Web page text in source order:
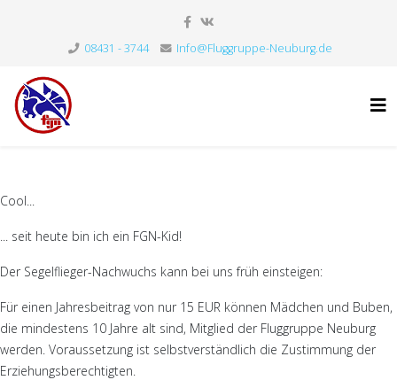
08431 - 3744 Info@Fluggruppe-Neuburg.de
Cool...
... seit heute bin ich ein FGN-Kid!
Der Segelflieger-Nachwuchs kann bei uns früh einsteigen:
Für einen Jahresbeitrag von nur 15 EUR können Mädchen und Buben,
die mindestens 10 Jahre alt sind, Mitglied der Fluggruppe Neuburg
werden. Voraussetzung ist selbstverständlich die Zustimmung der
Erziehungsberechtigten.